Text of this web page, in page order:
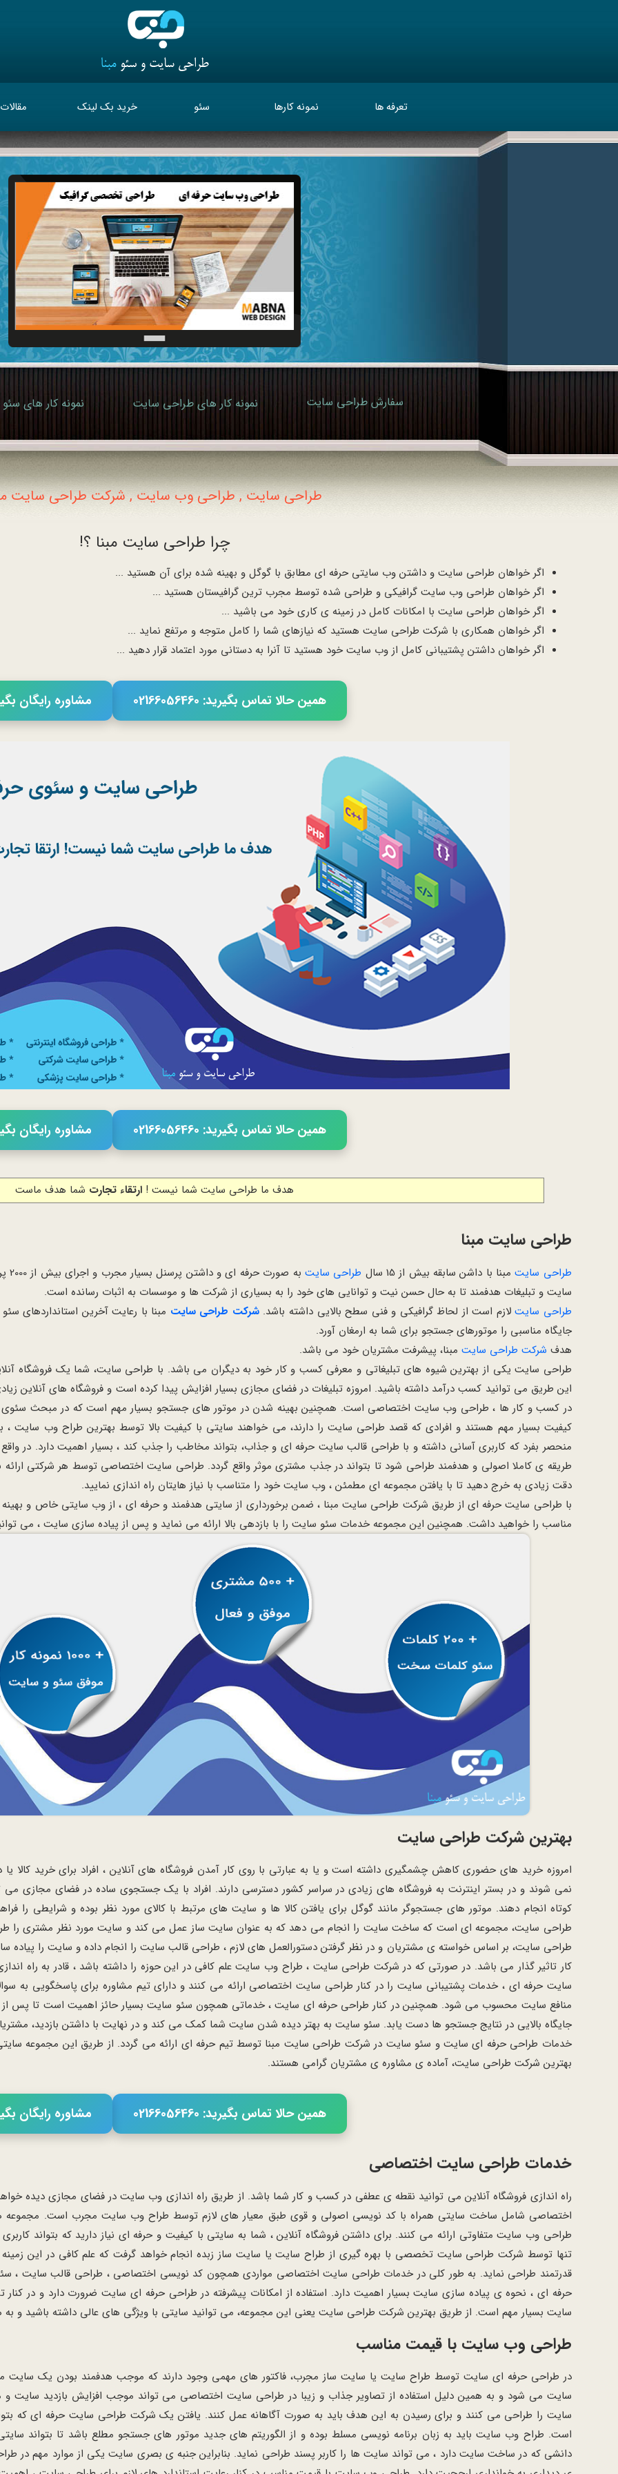
تعرفه ها نمونه کارها سئو خرید بک لینک مقالات
نمونه کار های طراحی سایت نمونه کار های سئو
طراحی سایت , طراحی وب سایت , شرکت طراحی سایت
چرا طراحی سایت مبنا ؟!
اگر خواهان طراحی سایت و داشتن وب سایتی حرفه ای مطابق با گوگل و بهینه شده برای آن هستید ...
اگر خواهان طراحی وب سایت گرافیکی و طراحی شده توسط مجرب ترین گرافیستان هستید ...
اگر خواهان طراحی سایت با امکانات کامل در زمینه ی کاری خود می باشید ...
اگر خواهان همکاری با شرکت طراحی سایت هستید که نیازهای شما را کامل متوجه و مرتفع نماید ...
اگر خواهان داشتن پشتیبانی کامل از وب سایت خود هستید تا آنرا به دستانی مورد اعتماد قرار دهید ...
همین حالا تماس بگیرید: 02166056460 مشاوره رایگان
همین حالا تماس بگیرید: 02166056460 مشاوره رایگان
هدف ما طراحی سایت شما نیست ! ارتقاء تجارت شما هدف ماست
طراحی سایت مبنا
طراحی سایتمبنا با داشن سابقه بیش از 15 سال طراحی سایت به صورت حرفه ای و داشتن پرسنل بسیار مجرب و اجرای بیش از 2000 پروژه ی موفق در عرصه ی سئو و
سایت و تبلیغات هدفمند تا به حال حسن نیت و توانایی های خود را به بسیاری از شرکت ها و موسسات به اثبات رسانده است.
طراحی سایتلازم است از لحاظ گرافیکی و فنی سطح بالایی داشته باشد.شرکت طراحی سایت مبنا با رعایت آخرین استانداردهای
جایگاه مناسبی را موتورهای جستجو برای شما به ارمغان آورد.
هدف شرکت طراحی سایت مبنا، پیشرفت مشتریان خود می باشد.
طراحی سایت یکی از بهترین شیوه های تبلیغاتی و معرفی کسب و کار خود به دیگران می باشد. با طراحی سایت، شما یک فروشگاه
این طریق می توانید کسب درآمد داشته باشید. امروزه تبلیغات در فضای مجازی بسیار افزایش پیدا کرده است و فروشگاه های آنلاین
در کسب و کار ها ، طراحی وب سایت اختصاصی است. همچنین بهینه شدن در موتور های جستجو بسیار مهم است که در مبحث سئوی
کیفیت بسیار مهم هستند و افرادی که قصد طراحی سایت را دارند، می خواهند سایتی با کیفیت بالا توسط بهترین طراح وب سایت
منحصر بفرد که کاربری آسانی داشته و با طراحی قالب سایت حرفه ای و جذاب، بتواند مخاطب را جذب کند ، بسیار اهمیت دارد. در
طریقه ی کاملا اصولی و هدفمند طراحی شود تا بتواند در جذب مشتری موثر واقع گردد. طراحی سایت اختصاصی توسط هر شرکتی
دقت زیادی به خرج دهید تا با یافتن مجموعه ای مطمئن ، وب سایت خود را متناسب با نیاز هایتان راه اندازی نمایید.
با طراحی سایت حرفه ای از طریق شرکت طراحی سایت مبنا ، ضمن برخورداری از سایتی هدفمند و حرفه ای ، از وب سایتی خاص و
مناسب را خواهید داشت. همچنین این مجموعه خدمات سئو سایت را با بازدهی بالا ارائه می نماید و پس از پیاده سازی سایت ، می
بهترین شرکت طراحی سایت
امروزه خرید های حضوری کاهش چشمگیری داشته است و یا به عبارتی با روی کار آمدن فروشگاه های آنلاین ، افراد برای خرید
نمی شوند و در بستر اینترنت به فروشگاه های زیادی در سراسر کشور دسترسی دارند. افراد با یک جستجوی ساده در فضای مجازی می
کوتاه انجام دهند. موتور های جستجوگر مانند گوگل برای یافتن کالا ها و سایت های مرتبط با کالای مورد نظر بوده و شرایطی را
طراحی سایت، مجموعه ای است که ساخت سایت را انجام می دهد که به عنوان سایت ساز عمل می کند و سایت مورد نظر مشتری را
طراحی سایت، بر اساس خواسته ی مشتریان و در نظر گرفتن دستورالعمل های لازم ، طراحی قالب سایت را انجام داده و سایت را
کار تاثیر گذار می باشد. در صورتی که در شرکت طراحی سایت ، طراح وب سایت علم کافی در این حوزه را داشته باشد ، قادر به راه
سایت حرفه ای ، خدمات پشتیبانی سایت را در کنار طراحی سایت اختصاصی ارائه می کنند و دارای تیم مشاوره برای پاسخگویی به
منافع سایت محسوب می شود. همچنین در کنار طراحی حرفه ای سایت ، خدماتی همچون سئو سایت بسیار حائز اهمیت است تا پس از
جایگاه بالایی در نتایج جستجو ها دست یابد. سئو سایت به بهتر دیده شدن سایت شما کمک می کند و در نهایت با داشتن بازدید،
خدمات طراحی حرفه ای سایت و سئو سایت در شرکت طراحی سایت مبنا توسط تیم حرفه ای ارائه می گردد. از طریق این مجموعه
بهترین شرکت طراحی سایت، آماده ی مشاوره ی مشتریان گرامی هستند.
همین حالا تماس بگیرید: 02166056460 مشاوره رایگان
خدمات طراحی سایت اختصاصی
راه اندازی فروشگاه آنلاین می توانید نقطه ی عطفی در کسب و کار شما باشد. از طریق راه اندازی وب سایت در فضای مجازی دیده
اختصاصی شامل ساخت سایتی همراه با کد نویسی اصولی و قوی طبق معیار های لازم توسط طراح وب سایت مجرب است. مجموعه
طراحی وب سایت متفاوتی ارائه می کنند. برای داشتن فروشگاه آنلاین ، شما به سایتی با کیفیت و حرفه ای نیاز دارید که بتواند
تنها توسط شرکت طراحی سایت تخصصی با بهره گیری از طراح سایت یا سایت ساز زبده انجام خواهد گرفت که علم کافی در این زمینه
قدرتمند طراحی نماید. به طور کلی در خدمات طراحی سایت اختصاصی مواردی همچون کد نویسی اختصاصی ، طراحی قالب سایت ،
حرفه ای ، نحوه ی پیاده سازی سایت بسیار اهمیت دارد. استفاده از امکانات پیشرفته در طراحی حرفه ای سایت ضرورت دارد و در
سایت بسیار مهم است. از طریق بهترین شرکت طراحی سایت یعنی این مجموعه، می توانید سایتی با ویژگی های عالی داشته باشید و
طراحی وب سایت با قیمت مناسب
در طراحی حرفه ای سایت توسط طراح سایت یا سایت ساز مجرب، فاکتور های مهمی وجود دارند که موجب هدفمند بودن یک سایت
سایت می شود و به همین دلیل استفاده از تصاویر جذاب و زیبا در طراحی سایت اختصاصی می تواند موجب افزایش بازدید
سایت را طراحی می کنند و برای رسیدن به این هدف باید به صورت آگاهانه عمل کنند. یافتن یک شرکت طراحی سایت حرفه ای که
است. طراح وب سایت باید به زبان برنامه نویسی مسلط بوده و از الگوریتم های جدید موتور های جستجو مطلع باشد تا بتواند
دانشی که در ساخت سایت دارد ، می تواند سایت ها را کاربر پسند طراحی نماید. بنابراین جنبه ی بصری سایت یکی از موارد مهم